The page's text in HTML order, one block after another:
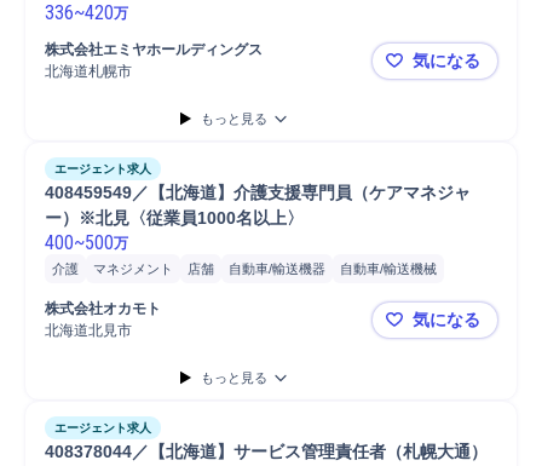
336~420万
株式会社エミヤホールディングス
北海道札幌市
【リハビリ
気になる
もっと見る
エージェント求人
408459549／【北海道】介護支援専門員（ケアマネジャ
ー）※北見〈従業員1000名以上〉
400~500万
介護 マネジメント 店舗 自動車/輸送機器
自動車/輸送機械
自動車
株式会社オカモト
北海道北見市
408459549
気になる
もっと見る
エージェント求人
408378044／【北海道】サービス管理責任者（札幌大通）